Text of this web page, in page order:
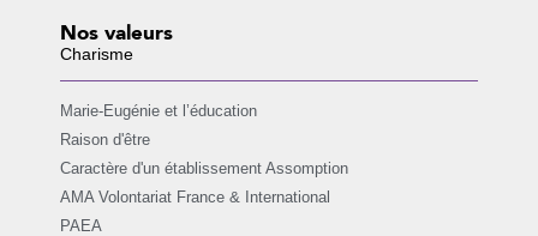
Nos valeurs
Charisme
Marie-Eugénie et l’éducation
Raison d'être
Caractère d'un établissement Assomption
AMA Volontariat France & International
PAEA